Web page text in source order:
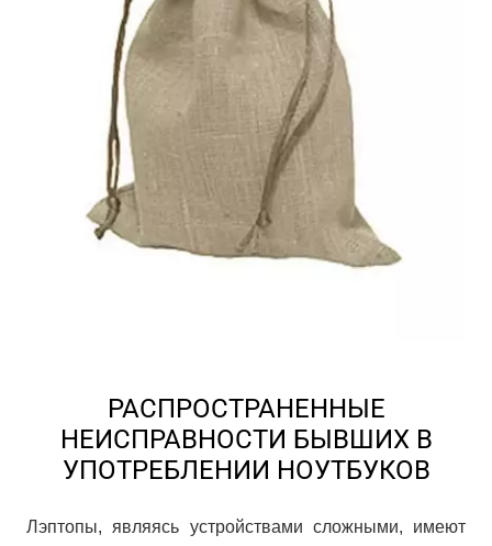
РАСПРОСТРАНЕННЫЕ
НЕИСПРАВНОСТИ БЫВШИХ В
УПОТРЕБЛЕНИИ НОУТБУКОВ
Лэптопы, являясь устройствами сложными, имеют